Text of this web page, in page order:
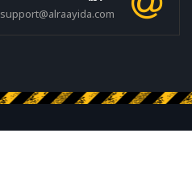
support@alraayida.com